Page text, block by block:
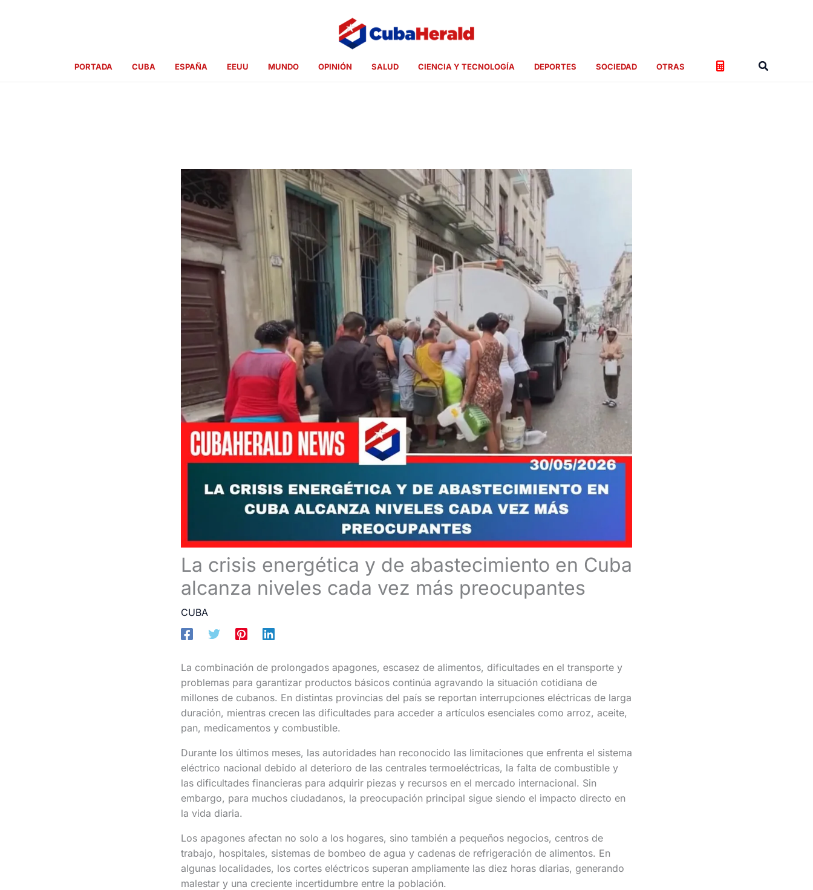
PORTADA CUBA ESPAÑA EEUU MUNDO OPINIÓN SALUD CIENCIA Y TECNOLOGÍA DEPORTES SOCIEDAD OTRAS Buscar
La crisis energética y de abastecimiento en Cuba
alcanza niveles cada vez más preocupantes
CUBA
La combinación de prolongados apagones, escasez de alimentos, dificultades en el transporte y
problemas para garantizar productos básicos continúa agravando la situación cotidiana de
millones de cubanos. En distintas provincias del país se reportan interrupciones eléctricas de larga
duración, mientras crecen las dificultades para acceder a artículos esenciales como arroz, aceite,
pan, medicamentos y combustible.
Durante los últimos meses, las autoridades han reconocido las limitaciones que enfrenta el sistema
eléctrico nacional debido al deterioro de las centrales termoeléctricas, la falta de combustible y
las dificultades financieras para adquirir piezas y recursos en el mercado internacional. Sin
embargo, para muchos ciudadanos, la preocupación principal sigue siendo el impacto directo en
la vida diaria.
Los apagones afectan no solo a los hogares, sino también a pequeños negocios, centros de
trabajo, hospitales, sistemas de bombeo de agua y cadenas de refrigeración de alimentos. En
algunas localidades, los cortes eléctricos superan ampliamente las diez horas diarias, generando
malestar y una creciente incertidumbre entre la población.